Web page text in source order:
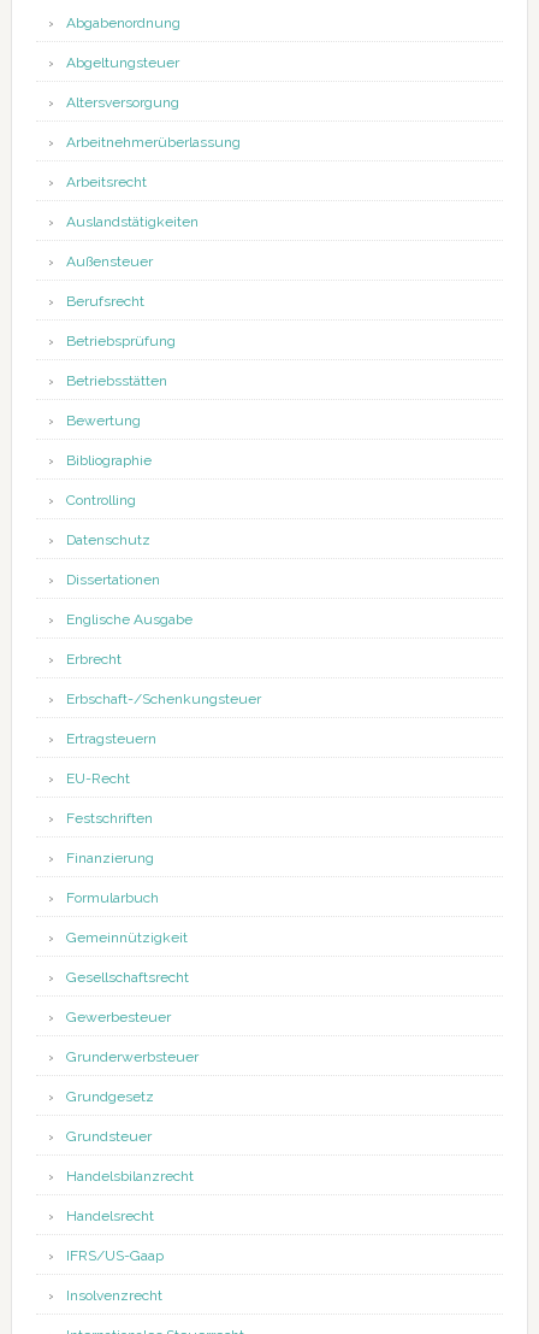
Abgabenordnung
Abgeltungsteuer
Altersversorgung
Arbeitnehmerüberlassung
Arbeitsrecht
Auslandstätigkeiten
Außensteuer
Berufsrecht
Betriebsprüfung
Betriebsstätten
Bewertung
Bibliographie
Controlling
Datenschutz
Dissertationen
Englische Ausgabe
Erbrecht
Erbschaft-/Schenkungsteuer
Ertragsteuern
EU-Recht
Festschriften
Finanzierung
Formularbuch
Gemeinnützigkeit
Gesellschaftsrecht
Gewerbesteuer
Grunderwerbsteuer
Grundgesetz
Grundsteuer
Handelsbilanzrecht
Handelsrecht
IFRS/US-Gaap
Insolvenzrecht